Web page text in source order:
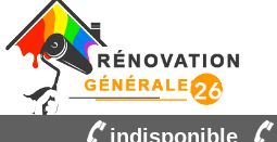
indisponible